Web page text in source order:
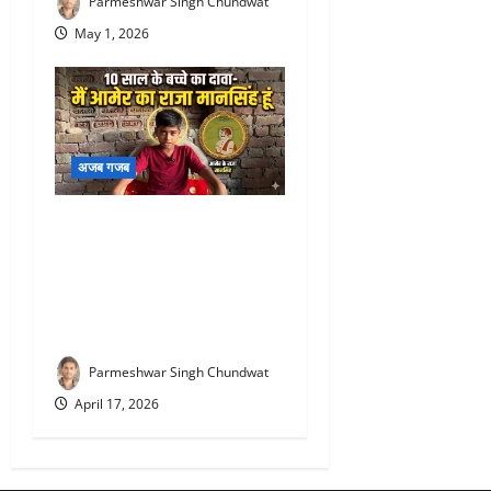
May 1, 2026
अजब गजब
Parmeshwar Singh Chundwat
April 17, 2026